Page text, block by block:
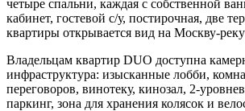
четыре спальни, каждая с собственной
кабинет, гостевой с/у, постирочная, две
квартиры открывается вид на Москву-
Владельцам квартир DUO доступна
инфраструктура: изысканные лобби,
переговоров, винотеку, кинозал, 2-
паркинг, зона для хранения колясок и